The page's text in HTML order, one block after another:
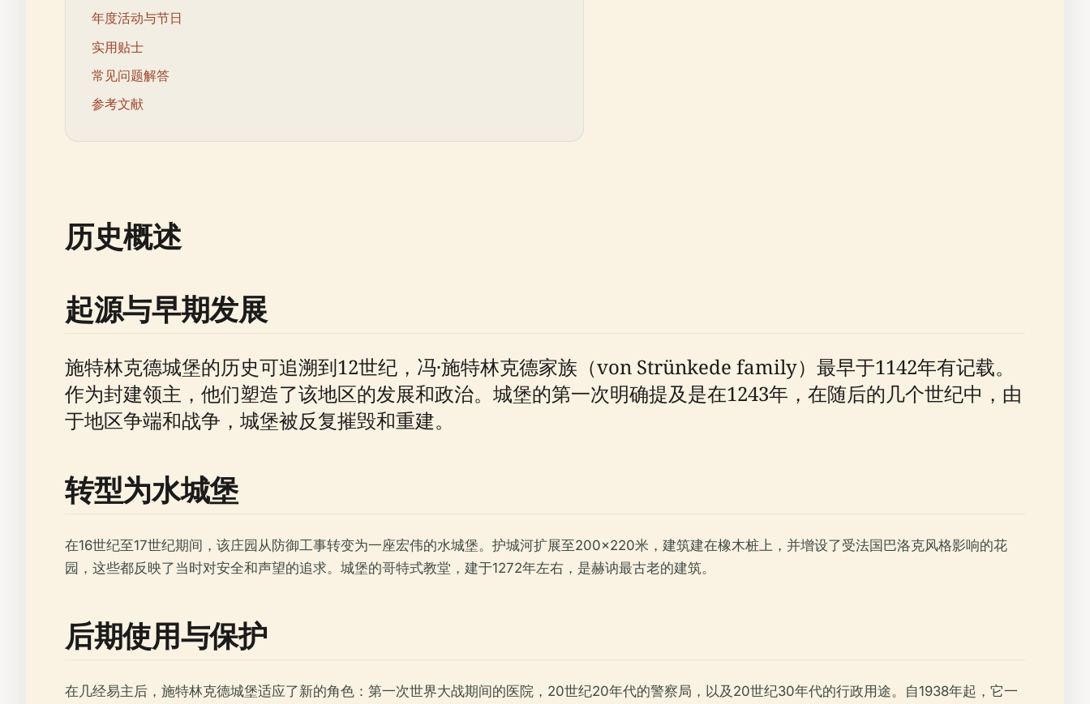
年度活动与节日
实用贴士
常见问题解答
参考文献
历史概述
起源与早期发展
施特林克德城堡的历史可追溯到12世纪，冯·施特林克德家族（von Strünkede family）最早于1142年有记载。
作为封建领主，他们塑造了该地区的发展和政治。城堡的第一次明确提及是在1243年，在随后的几个世纪中，由
于地区争端和战争，城堡被反复摧毁和重建。
转型为水城堡
在16世纪至17世纪期间，该庄园从防御工事转变为一座宏伟的水城堡。护城河扩展至200×220米，建筑建在橡木桩上，并增设了受法国巴洛克风格影响的花
园，这些都反映了当时对安全和声望的追求。城堡的哥特式教堂，建于1272年左右，是赫讷最古老的建筑。
后期使用与保护
在几经易主后，施特林克德城堡适应了新的角色：第一次世界大战期间的医院，20世纪20年代的警察局，以及20世纪30年代的行政用途。自1938年起，它一